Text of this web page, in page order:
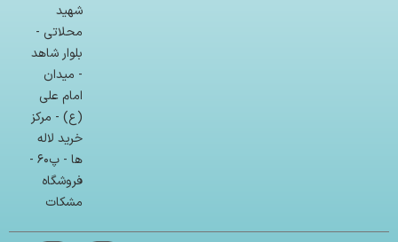
شهید
محلاتی -
بلوار شاهد
- میدان
امام علی
(ع) - مرکز
خرید لاله
ها - پ۶۰ -
فروشگاه
مشکات